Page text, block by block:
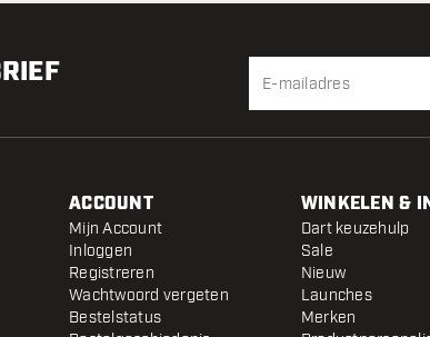
ACCOUNT
Mijn Account
Inloggen
Registreren
Wachtwoord vergeten
Bestelstatus
WINKELEN &
Dart keuzehulp
Sale
Nieuw
Launches
Merken